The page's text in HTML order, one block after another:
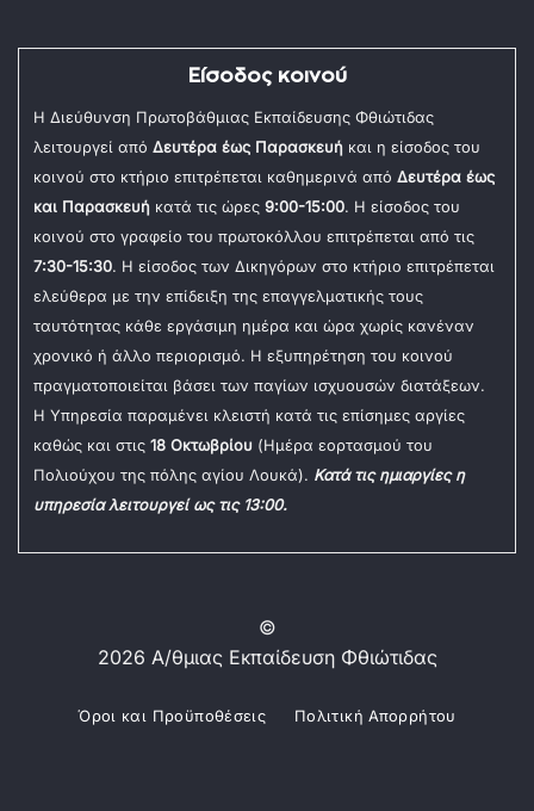
Είσοδος κοινού
Η Διεύθυνση Πρωτοβάθμιας Εκπαίδευσης Φθιώτιδας
λειτουργεί από Δευτέρα έως Παρασκευή και η είσοδος του
κοινού στο κτήριο επιτρέπεται καθημερινά από Δευτέρα έως
και Παρασκευή κατά τις ώρες 9:00-15:00. Η είσοδος του
κοινού στο γραφείο του πρωτοκόλλου επιτρέπεται από τις
7:30-15:30. Η είσοδος των Δικηγόρων στο κτήριο επιτρέπεται
ελεύθερα με την επίδειξη της επαγγελματικής τους
ταυτότητας κάθε εργάσιμη ημέρα και ώρα χωρίς κανέναν
χρονικό ή άλλο περιορισμό. Η εξυπηρέτηση του κοινού
πραγματοποιείται βάσει των παγίων ισχυουσών διατάξεων.
Η Υπηρεσία παραμένει κλειστή κατά τις επίσημες αργίες
καθώς και στις 18 Οκτωβρίου (Ημέρα εορτασμού του
Πολιούχου της πόλης αγίου Λουκά). Κατά τις ημιαργίες η
υπηρεσία λειτουργεί ως τις 13:00.
©
2026 Α/θμιας Εκπαίδευση Φθιώτιδας
Όροι και Προϋποθέσεις Πολιτική Απορρήτου